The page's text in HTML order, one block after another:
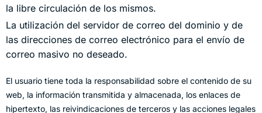
la libre circulación de los mismos.
La utilización del servidor de correo del dominio y de
las direcciones de correo electrónico para el envío de
correo masivo no deseado.
El usuario tiene toda la responsabilidad sobre el contenido de su
web, la información transmitida y almacenada, los enlaces de
hipertexto, las reivindicaciones de terceros y las acciones legales